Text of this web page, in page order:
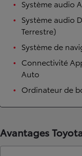
Système audio
Système audio
Terrestre)
Système de
Connectivité
Auto
Ordinateur de
Avantages